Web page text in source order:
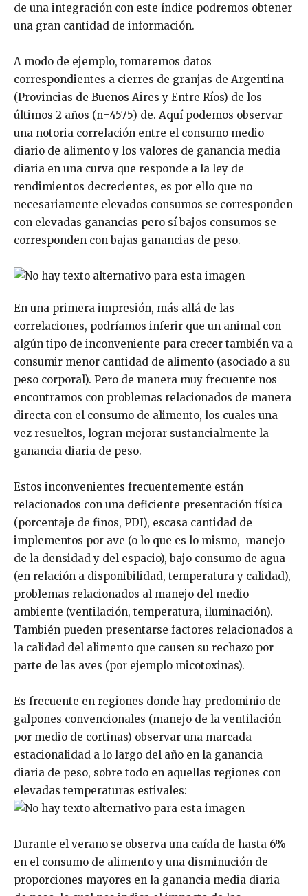
de una integración con este índice podremos obtener
una gran cantidad de información.
A modo de ejemplo, tomaremos datos
correspondientes a cierres de granjas de Argentina
(Provincias de Buenos Aires y Entre Ríos) de los
últimos 2 años (n=4575) de. Aquí podemos observar
una notoria correlación entre el consumo medio
diario de alimento y los valores de ganancia media
diaria en una curva que responde a la ley de
rendimientos decrecientes, es por ello que no
necesariamente elevados consumos se corresponden
con elevadas ganancias pero sí bajos consumos se
corresponden con bajas ganancias de peso.
En una primera impresión, más allá de las
correlaciones, podríamos inferir que un animal con
algún tipo de inconveniente para crecer también va a
consumir menor cantidad de alimento (asociado a su
peso corporal). Pero de manera muy frecuente nos
encontramos con problemas relacionados de manera
directa con el consumo de alimento, los cuales una
vez resueltos, logran mejorar sustancialmente la
ganancia diaria de peso.
Estos inconvenientes frecuentemente están
relacionados con una deficiente presentación física
(porcentaje de finos, PDI), escasa cantidad de
implementos por ave (o lo que es lo mismo, manejo
de la densidad y del espacio), bajo consumo de agua
(en relación a disponibilidad, temperatura y calidad),
problemas relacionados al manejo del medio
ambiente (ventilación, temperatura, iluminación).
También pueden presentarse factores relacionados a
la calidad del alimento que causen su rechazo por
parte de las aves (por ejemplo micotoxinas).
Es frecuente en regiones donde hay predominio de
galpones convencionales (manejo de la ventilación
por medio de cortinas) observar una marcada
estacionalidad a lo largo del año en la ganancia
diaria de peso, sobre todo en aquellas regiones con
elevadas temperaturas estivales:
Durante el verano se observa una caída de hasta 6%
en el consumo de alimento y una disminución de
proporciones mayores en la ganancia media diaria